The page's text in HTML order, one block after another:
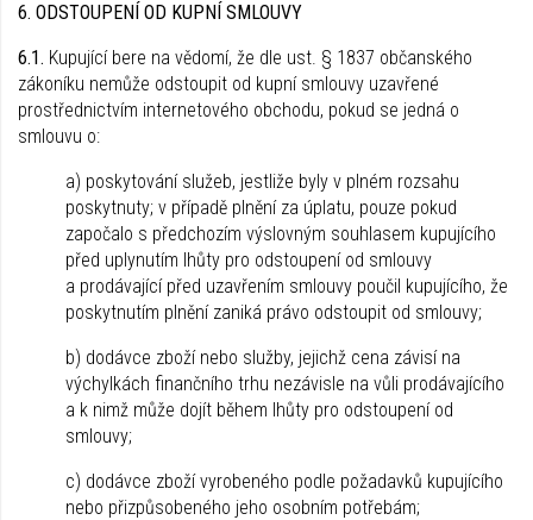
6. ODSTOUPENÍ OD KUPNÍ SMLOUVY
6.1. Kupující bere na vědomí, že dle ust. § 1837 občanského
zákoníku nemůže odstoupit od kupní smlouvy uzavřené
prostřednictvím internetového obchodu, pokud se jedná o
smlouvu o:
a) poskytování služeb, jestliže byly v plném rozsahu
poskytnuty; v případě plnění za úplatu, pouze pokud
započalo s předchozím výslovným souhlasem kupujícího
před uplynutím lhůty pro odstoupení od smlouvy
a prodávající před uzavřením smlouvy poučil kupujícího, že
poskytnutím plnění zaniká právo odstoupit od smlouvy;
b) dodávce zboží nebo služby, jejichž cena závisí na
výchylkách finančního trhu nezávisle na vůli prodávajícího
a k nimž může dojít během lhůty pro odstoupení od
smlouvy;
c) dodávce zboží vyrobeného podle požadavků kupujícího
nebo přizpůsobeného jeho osobním potřebám;